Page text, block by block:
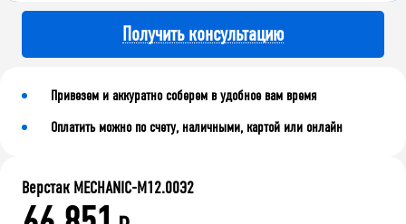
Получить консультацию
Привезем и аккуратно соберем в удобное вам время
Оплатить можно по счету, наличными, картой или онлайн
Верстак MECHANIC-М12.00Э2